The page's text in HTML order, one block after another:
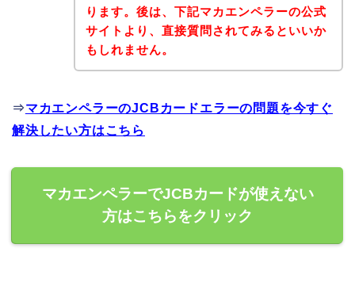
ります。後は、下記マカエンペラーの公式
サイトより、直接質問されてみるといいか
もしれません。
⇒マカエンペラーのJCBカードエラーの問題を今すぐ
解決したい方はこちら
マカエンペラーでJCBカードが使えない
方はこちらをクリック